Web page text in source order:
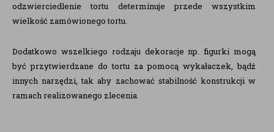
odzwierciedlenie tortu determinuje przede wszystkim
wielkość zamówionego tortu.
Dodatkowo wszelkiego rodzaju dekoracje np. figurki mogą
być przytwierdzane do tortu za pomocą wykałaczek, bądź
innych narzędzi, tak aby zachować stabilność konstrukcji w
ramach realizowanego zlecenia.